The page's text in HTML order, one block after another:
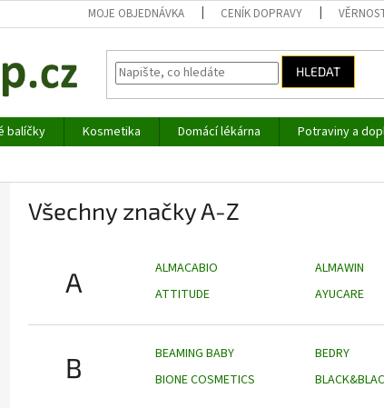
MOJE OBJEDNÁVKA CENÍK DOPRAVY
HLEDAT
balíčky Kosmetika Domácí lékárna Potraviny a
Všechny značky A-Z
A ALMACABIO ALMAWIN
ATTITUDE
AYUCARE
B BEAMING BABY BEDRY
BIONE COSMETICS